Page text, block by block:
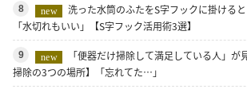
8 new
洗った水筒のふたをS字フックに掛けると
「水切れもいい」【S字フック活用術3選】
9 new
「便器だけ掃除して満足している人」が
掃除の3つの場所】「忘れてた…」